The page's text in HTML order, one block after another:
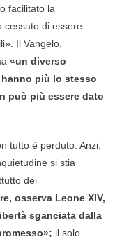
facilitato la
cessato di essere
Il Vangelo,
«un diverso
più lo stesso
può più essere dato
tutto è perduto. Anzi.
si stia
dei
osserva Leone XIV,
sganciata dalla
il solo